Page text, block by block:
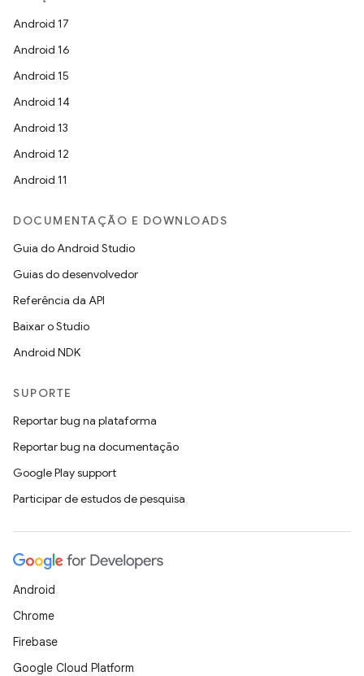
Android 17
Android 16
Android 15
Android 14
Android 13
Android 12
Android 11
DOCUMENTAÇÃO E DOWNLOADS
Guia do Android Studio
Guias do desenvolvedor
Referência da API
Baixar o Studio
Android NDK
SUPORTE
Reportar bug na plataforma
Reportar bug na documentação
Google Play support
Participar de estudos de pesquisa
Android
Chrome
Firebase
Google Cloud Platform